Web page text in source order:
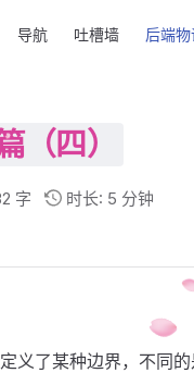
导航 吐槽墙 后端物
（四）
字 时长: 5 分钟
义了某种边界，不同